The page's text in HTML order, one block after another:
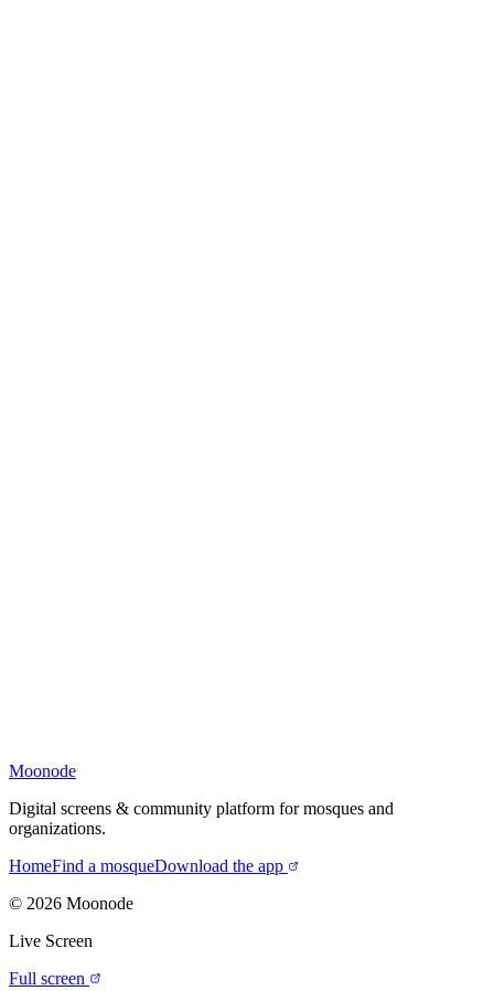
Moonode
Digital screens & community platform for mosques and
organizations.
HomeFind a mosqueDownload the app
© 2026 Moonode
Live Screen
Full screen